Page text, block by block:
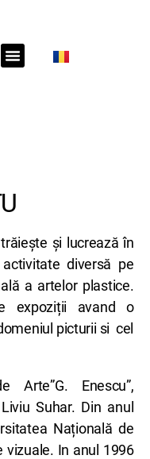
și lucrează în
diversă pe
a artelor plastice.
expoziții avand o
picturii si cel
Arte”G. Enescu”,
Suhar. Din anul
Națională de
vizuale. In anul 1996